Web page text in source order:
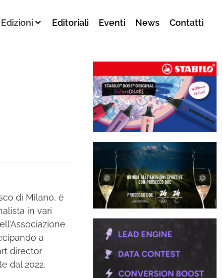
Edizioni Editoriali Eventi News Contatti
di Milano, è
in vari
a
director
dal 2022.